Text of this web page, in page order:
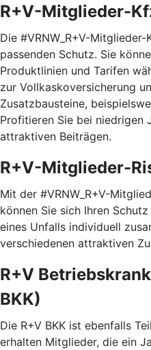
R+V-Mitglieder-
Die #VRNW_R+V-
passenden Schutz. Sie
Produktlinien und Tarifen
zur Vollkaskoversicherung
Zusatzbausteine,
Profitieren Sie bei niedrigen
attraktiven Beiträgen.
R+V-Mitglieder-
Mit der #VRNW_R+V-
können Sie sich Ihren
eines Unfalls individuell
verschiedenen attraktiven
R+V
BKK)
Die R+V BKK ist ebenfalls
erhalten Mitglieder, die ein